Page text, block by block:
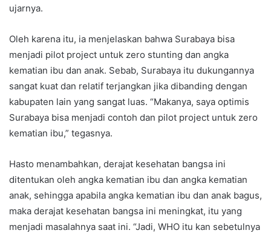
ujarnya.
Oleh karena itu, ia menjelaskan bahwa Surabaya bisa
menjadi pilot project untuk zero stunting dan angka
kematian ibu dan anak. Sebab, Surabaya itu dukungannya
sangat kuat dan relatif terjangkan jika dibanding dengan
kabupaten lain yang sangat luas. “Makanya, saya optimis
Surabaya bisa menjadi contoh dan pilot project untuk zero
kematian ibu,” tegasnya.
Hasto menambahkan, derajat kesehatan bangsa ini
ditentukan oleh angka kematian ibu dan angka kematian
anak, sehingga apabila angka kematian ibu dan anak bagus,
maka derajat kesehatan bangsa ini meningkat, itu yang
menjadi masalahnya saat ini. “Jadi, WHO itu kan sebetulnya